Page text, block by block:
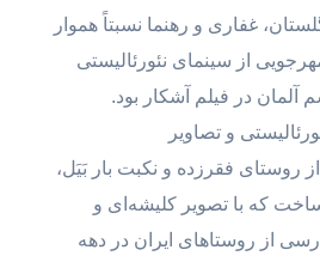
غفاری و رهنما نسبتاً هموار
از سینمای نئورئالیستی
آلمان در فیلم آشکار بود.
و تصاویر
روستای فقرزده و نکبت بار بَیَل،
که با تصویر کلیشه‌ای و
از روستاهای ایران در دهه